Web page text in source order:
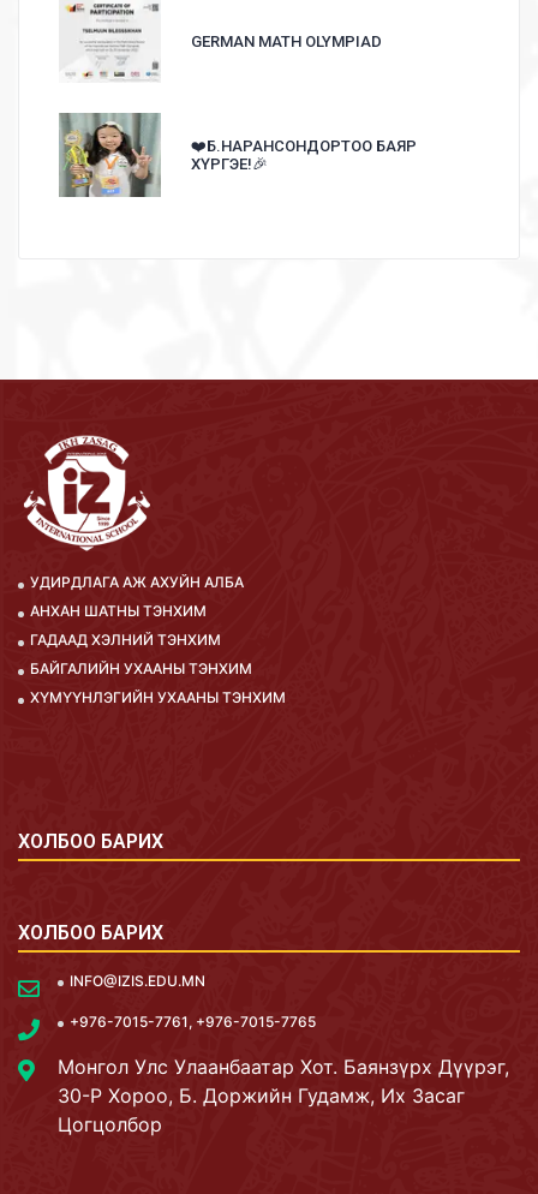
GERMAN MATH OLYMPIAD
❤️Б.НАРАНСОНДОРТОО БАЯР
ХҮРГЭЕ!🎉
УДИРДЛАГА АЖ АХУЙН АЛБА
АНХАН ШАТНЫ ТЭНХИМ
ГАДААД ХЭЛНИЙ ТЭНХИМ
БАЙГАЛИЙН УХААНЫ ТЭНХИМ
ХҮМҮҮНЛЭГИЙН УХААНЫ ТЭНХИМ
ХОЛБОО БАРИХ
ХОЛБОО БАРИХ
INFO@IZIS.EDU.MN
+976-7015-7761, +976-7015-7765
Монгол Улс Улаанбаатар Хот. Баянзүрх Дүүрэг,
30-Р Хороо, Б. Доржийн Гудамж, Их Засаг
Цогцолбор